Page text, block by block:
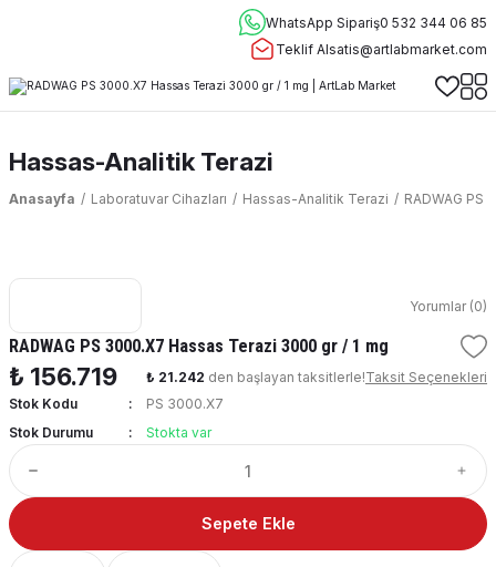
WhatsApp Sipariş0 532 344 06 85
Teklif Alsatis@artlabmarket.com
Hassas-Analitik Terazi
Anasayfa Laboratuvar Cihazları Hassas-Analitik Terazi RADWAG PS
Yorumlar (0)
RADWAG PS 3000.X7 Hassas Terazi 3000 gr / 1 mg
₺ 156.719 ₺ 21.242 den başlayan taksitlerle!Taksit Seçenekleri
Stok Kodu
PS 3000.X7
Stok Durumu
Stokta var
Sepete Ekle